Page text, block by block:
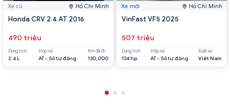
Xe cũ Hồ Chí Minh
Honda CRV 2.4 AT 2016
490 triệu
Dung tích
2.4 L
Hộp số
AT - Số tự động
Km đã đi
130,000
Xe mới Hồ Chí Minh
VinFast VF5 2025
507 triệu
Dung tích
134 hp
Hộp số
AT - Số tự động
Xuất xứ
Việt Nam